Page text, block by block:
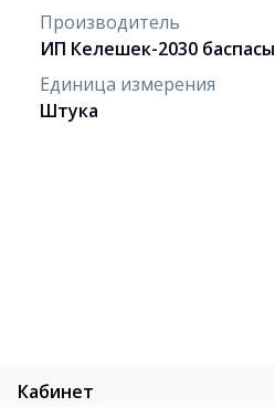
Производитель
ИП Келешек-2030 баспасы
Единица измерения
Штука
Кабинет